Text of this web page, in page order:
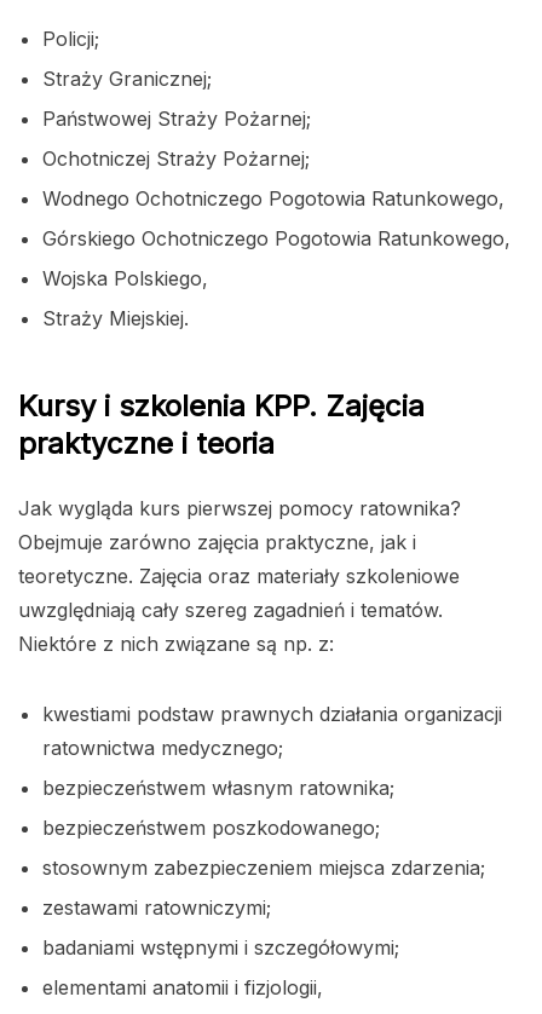
Policji;
Straży Granicznej;
Państwowej Straży Pożarnej;
Ochotniczej Straży Pożarnej;
Wodnego Ochotniczego Pogotowia Ratunkowego,
Górskiego Ochotniczego Pogotowia Ratunkowego,
Wojska Polskiego,
Straży Miejskiej.
Kursy i szkolenia KPP. Zajęcia
praktyczne i teoria
Jak wygląda kurs pierwszej pomocy ratownika?
Obejmuje zarówno zajęcia praktyczne, jak i
teoretyczne. Zajęcia oraz materiały szkoleniowe
uwzględniają cały szereg zagadnień i tematów.
Niektóre z nich związane są np. z:
kwestiami podstaw prawnych działania organizacji
ratownictwa medycznego;
bezpieczeństwem własnym ratownika;
bezpieczeństwem poszkodowanego;
stosownym zabezpieczeniem miejsca zdarzenia;
zestawami ratowniczymi;
badaniami wstępnymi i szczegółowymi;
elementami anatomii i fizjologii,